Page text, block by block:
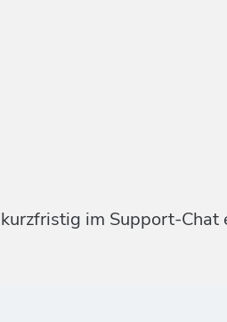
im Support-Chat